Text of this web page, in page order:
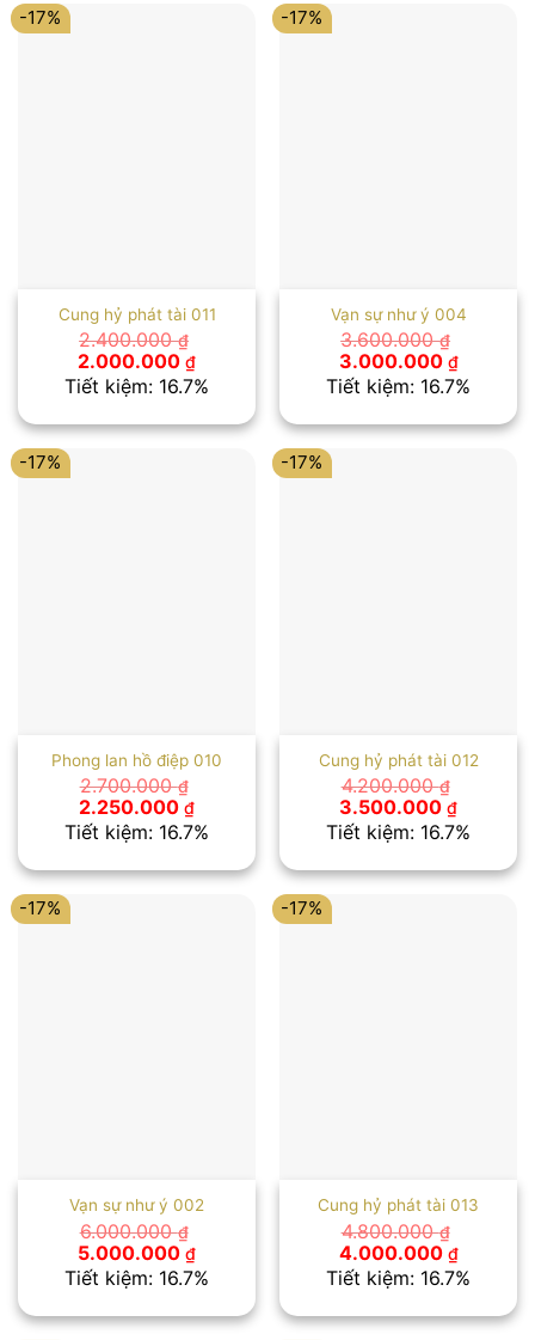
-17%
Cung hỷ phát tài 011
2.400.000₫
Giá
gốc
là:
2.000.000 ₫Giá
hiện
tại
2.000.000 ₫.
Tiết kiệm: 16.7%
-17%
Vạn sự như ý 004
3.600.000₫
Giá
gốc
là:
3.000.000 ₫Giá
hiện
tại
Tiết kiệm: 16.7%
-17%
Phong lan hồ điệp 010
2.700.000₫
Giá
gốc
là:
2.250.000 ₫Giá
hiện
tại
2.250.000 ₫.
Tiết kiệm: 16.7%
-17%
Cung hỷ phát tài 012
4.200.000₫
Giá
gốc
là:
3.500.000 ₫Giá
hiện
tại
Tiết kiệm: 16.7%
-17%
Vạn sự như ý 002
6.000.000₫
Giá
gốc
là:
5.000.000 ₫Giá
hiện
tại
5.000.000 ₫.
Tiết kiệm: 16.7%
-17%
Cung hỷ phát tài 013
4.800.000₫
Giá
gốc
là:
4.000.000 ₫Giá
hiện
tại
Tiết kiệm: 16.7%